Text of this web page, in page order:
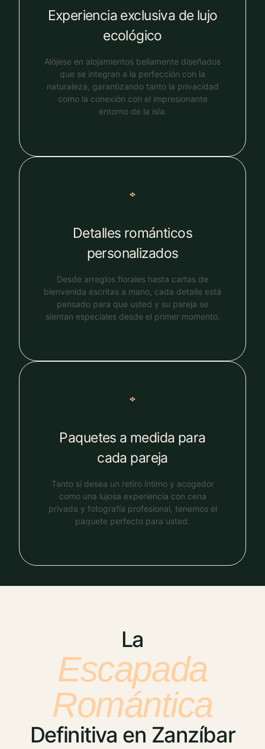
Experiencia exclusiva de lujo
ecológico
Alójese en alojamientos bellamente diseñados
que se integran a la perfección con la
naturaleza, garantizando tanto la privacidad
como la conexión con el impresionante
entorno de la isla.
Detalles románticos
personalizados
Desde arreglos florales hasta cartas de
bienvenida escritas a mano, cada detalle está
pensado para que usted y su pareja se
sientan especiales desde el primer momento.
Paquetes a medida para
cada pareja
Tanto si desea un retiro íntimo y acogedor
como una lujosa experiencia con cena
privada y fotografía profesional, tenemos el
paquete perfecto para usted.
La
Escapada
Romántica
Definitiva en Zanzíbar